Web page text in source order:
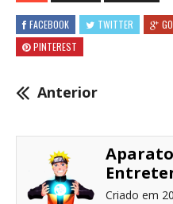
FACEBOOK TWITTER
PINTEREST
Anterior
Criado em